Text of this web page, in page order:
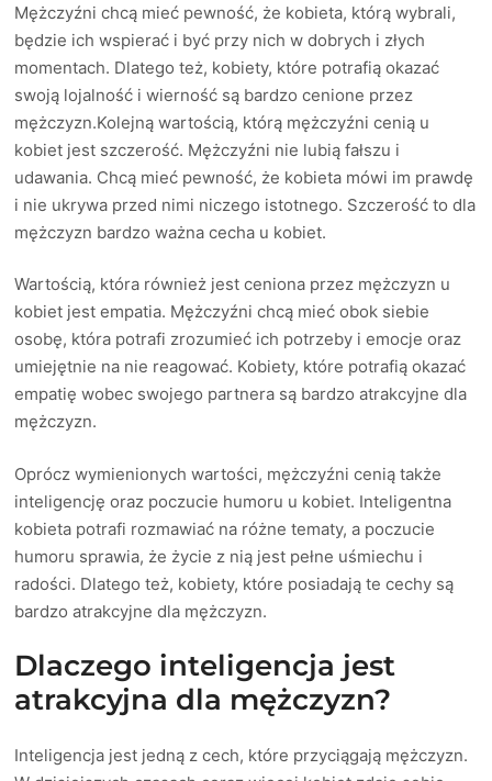
Mężczyźni chcą mieć pewność, że kobieta, którą wybrali,
będzie ich wspierać i być przy nich w dobrych i złych
momentach. Dlatego też, kobiety, które potrafią okazać
swoją lojalność i wierność są bardzo cenione przez
mężczyzn.Kolejną wartością, którą mężczyźni cenią u
kobiet jest szczerość. Mężczyźni nie lubią fałszu i
udawania. Chcą mieć pewność, że kobieta mówi im prawdę
i nie ukrywa przed nimi niczego istotnego. Szczerość to dla
mężczyzn bardzo ważna cecha u kobiet.
Wartością, która również jest ceniona przez mężczyzn u
kobiet jest empatia. Mężczyźni chcą mieć obok siebie
osobę, która potrafi zrozumieć ich potrzeby i emocje oraz
umiejętnie na nie reagować. Kobiety, które potrafią okazać
empatię wobec swojego partnera są bardzo atrakcyjne dla
mężczyzn.
Oprócz wymienionych wartości, mężczyźni cenią także
inteligencję oraz poczucie humoru u kobiet. Inteligentna
kobieta potrafi rozmawiać na różne tematy, a poczucie
humoru sprawia, że życie z nią jest pełne uśmiechu i
radości. Dlatego też, kobiety, które posiadają te cechy są
bardzo atrakcyjne dla mężczyzn.
Dlaczego inteligencja jest
atrakcyjna dla mężczyzn?
Inteligencja jest jedną z cech, które przyciągają mężczyzn.